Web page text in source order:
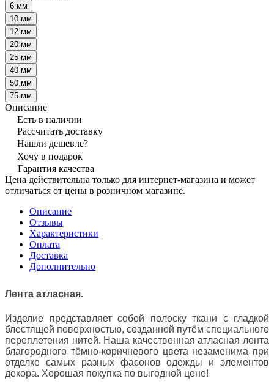
6 мм
10 мм
12 мм
20 мм
25 мм
40 мм
50 мм
75 мм
Описание
Есть в наличии
Рассчитать доставку
Нашли дешевле?
Хочу в подарок
Гарантия качества
Цена действительна только для интернет-магазина и может
отличаться от цены в розничном магазине.
Описание
Отзывы
Характеристики
Оплата
Доставка
Дополнительно
Лента атласная.
Изделие представляет собой полоску ткани с гладкой
блестящей поверхностью, созданной путём специального
переплетения нитей. Наша качественная атласная лента
благородного тёмно-коричневого цвета незаменима при
отделке самых разных фасонов одежды и элементов
декора. Хорошая покупка по выгодной цене!